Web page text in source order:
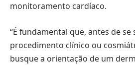
monitoramento cardíaco.
“É fundamental que, antes de
procedimento clínico ou
busque a orientação de um